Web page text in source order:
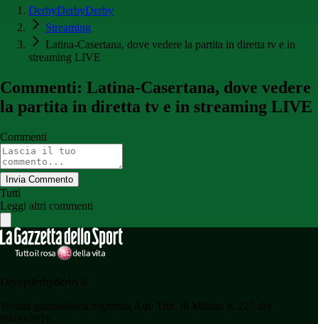
DerbyDerbyDerby
Streaming
Latina-Casertana, dove vedere la partita in diretta tv e in
streaming LIVE
Commenti: Latina-Casertana, dove vedere
la partita in diretta tv e in streaming LIVE
Commenti
Invia Commento
Tutti
Leggi altri commenti